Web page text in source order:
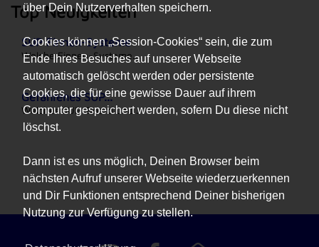
über Dein Nutzerverhalten speichern.
Cookies können „Session-Cookies“ sein, die zum
Ende Ihres Besuches auf unserer Webseite
automatisch gelöscht werden oder persistente
Cookies, die für eine gewisse Dauer auf ihrem
Computer gespeichert werden, sofern Du diese nicht
löschst.
Dann ist es uns möglich, Deinen Browser beim
nächsten Aufruf unserer Webseite wiederzuerkennen
und Dir Funktionen entsprechend Deiner bisherigen
Nutzung zur Verfügung zu stellen.
Top Neuigkeiten
SUP Finnen-Systeme
Welche Finnen-Systeme...
Gefahrenes SUP...
Welches SUP-Board und...